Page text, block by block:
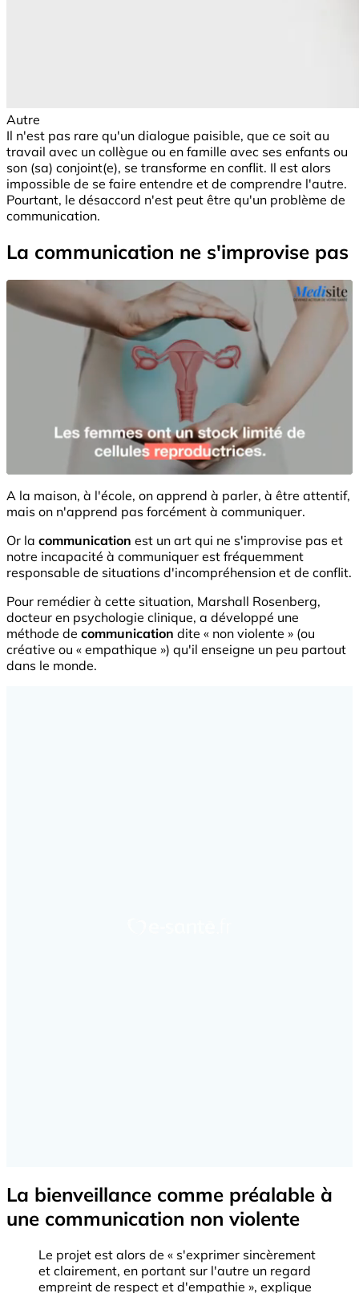
Autre
Il n'est pas rare qu'un dialogue paisible, que ce soit au
travail avec un collègue ou en famille avec ses enfants ou
son (sa) conjoint(e), se transforme en conflit. Il est alors
impossible de se faire entendre et de comprendre l'autre.
Pourtant, le désaccord n'est peut être qu'un problème de
communication.
La communication ne s'improvise pas
A la maison, à l'école, on apprend à parler, à être attentif,
mais on n'apprend pas forcément à communiquer.
Or la communication est un art qui ne s'improvise pas et
notre incapacité à communiquer est fréquemment
responsable de situations d'incompréhension et de conflit.
Pour remédier à cette situation, Marshall Rosenberg,
docteur en psychologie clinique, a développé une
méthode de communication dite « non violente » (ou
créative ou « empathique ») qu'il enseigne un peu partout
dans le monde.
La bienveillance comme préalable à
une communication non violente
Le projet est alors de « s'exprimer sincèrement
et clairement, en portant sur l'autre un regard
empreint de respect et d'empathie », explique